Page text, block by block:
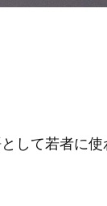
して若者に使